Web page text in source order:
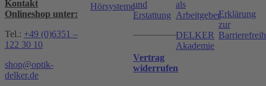
Kontakt
Onlineshop unter:
Tel.: +49 (0)6351 –
122 30 10
shop@optik-
delker.de
Hörsystemeund
Erstattung
Vertrag
widerrufen
als
Arbeitgeber
DELKER
Akademie
Erklärung
zur